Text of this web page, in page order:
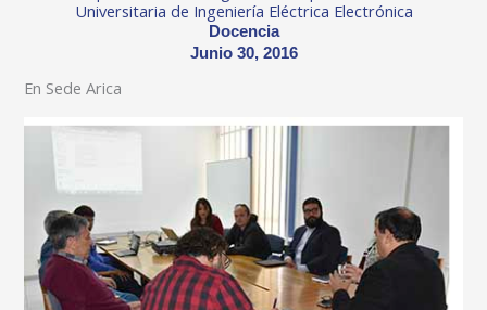
Universitaria de Ingeniería Eléctrica Electrónica
Docencia
Junio 30, 2016
En Sede Arica